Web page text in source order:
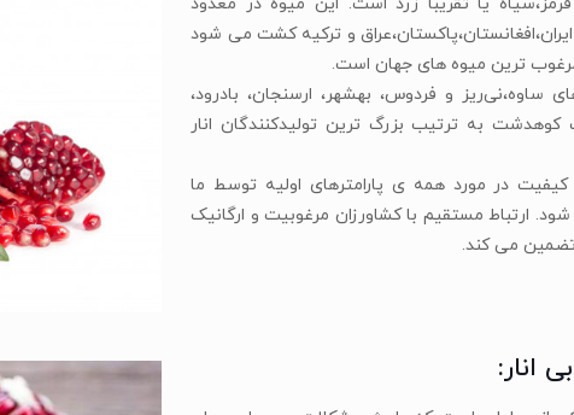
و ترکیه کشت می شود
ترین میوه های جهان است.
ساوه،نی‌ریز و فردوس، بهشهر، ارسنجان، بادرود،
به ترتیب بزرگ ترین تولیدکنندگان انار
در مورد همه ی پارامترهای اولیه توسط ما
ارتباط مستقیم با کشاورزان مرغوبیت و ارگانیک
می کند.
انار: